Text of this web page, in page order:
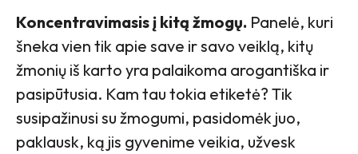
Koncentravimasis į kitą žmogų. Panelė, kuri
šneka vien tik apie save ir savo veiklą, kitų
žmonių iš karto yra palaikoma arogantiška ir
pasipūtusia. Kam tau tokia etiketė? Tik
susipažinusi su žmogumi, pasidomėk juo,
paklausk, ką jis gyvenime veikia, užvesk